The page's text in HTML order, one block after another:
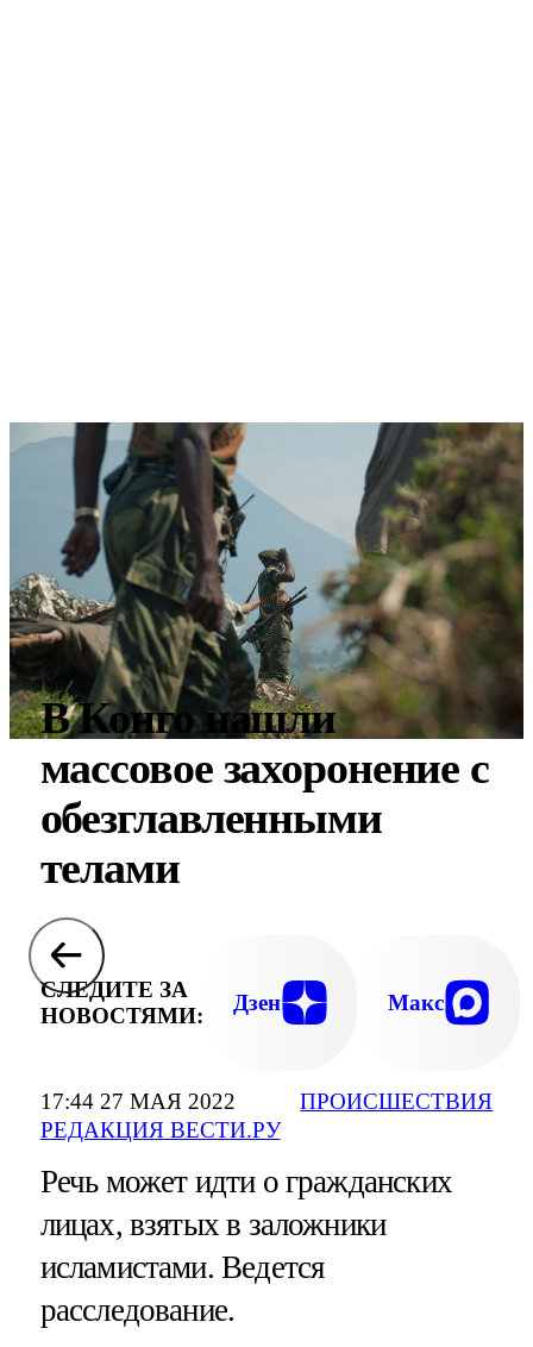
17:44 27 МАЯ 2022
РЕДАКЦИЯ ВЕСТИ.РУ
ПРОИСШЕСТВИЯ
В Конго нашли
массовое захоронение с
обезглавленными
телами
СЛЕДИТЕ ЗА
НОВОСТЯМИ:
Дзен Макс
Речь может идти о гражданских
лицах, взятых в заложники
исламистами. Ведется
расследование.